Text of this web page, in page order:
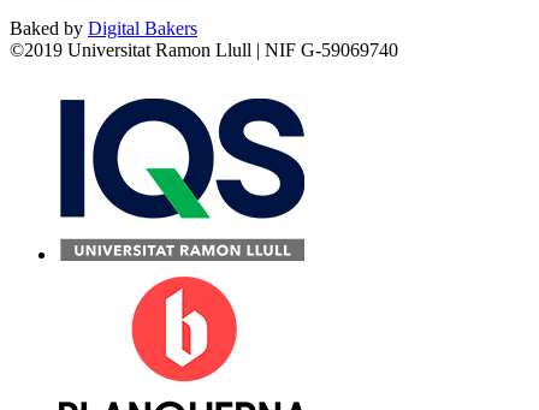
Baked by Digital Bakers
©2019 Universitat Ramon Llull | NIF G-59069740